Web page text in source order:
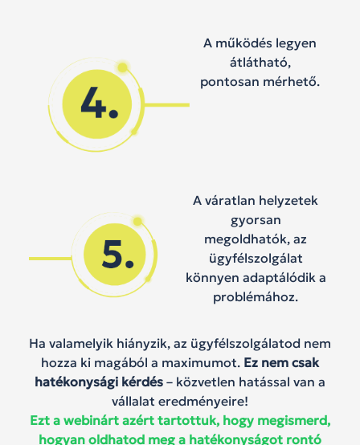
A működés legyen
átlátható,
pontosan mérhető.
A váratlan helyzetek
gyorsan
megoldhatók, az
ügyfélszolgálat
könnyen adaptálódik a
problémához.
Ha valamelyik hiányzik, az ügyfélszolgálatod nem
hozza ki magából a maximumot. Ez nem csak
hatékonysági kérdés – közvetlen hatással van a
vállalat eredményeire!
Ezt a webinárt azért tartottuk, hogy megismerd,
hogyan oldhatod meg a hatékonyságot rontó